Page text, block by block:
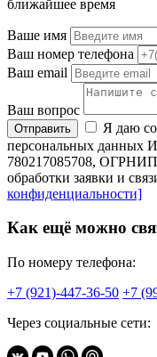
ближайшее время
Ваше имя
Ваш номер телефона
Ваш email
Ваш вопрос
Отправить
Я даю
персональных
780217085708,
обработки заявки и
конфиденциальности]
Как ещё можно
По номеру телефона:
+7 (921)-447-36-50 +7
Через социальные сети: